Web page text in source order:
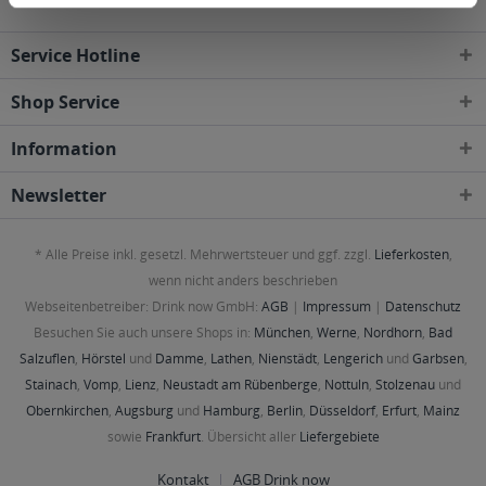
Service Hotline
Shop Service
Information
Newsletter
* Alle Preise inkl. gesetzl. Mehrwertsteuer und ggf. zzgl. Lieferkosten,
wenn nicht anders beschrieben
Webseitenbetreiber: Drink now GmbH: AGB | Impressum | Datenschutz
Besuchen Sie auch unsere Shops in: München, Werne, Nordhorn, Bad
Salzuflen, Hörstel und Damme, Lathen, Nienstädt, Lengerichund Garbsen,
Stainach, Vomp, Lienz, Neustadt am Rübenberge, Nottuln, Stolzenau und
Obernkirchen, Augsburg und Hamburg, Berlin, Düsseldorf, Erfurt, Mainz
sowie Frankfurt. Übersicht aller Liefergebiete
Kontakt AGB Drink now